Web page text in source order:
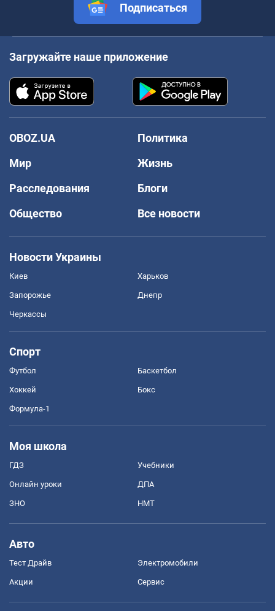
Подписаться
Загружайте наше приложение
OBOZ.UA
Политика
Мир
Жизнь
Расследования
Блоги
Общество
Все новости
Новости Украины
Киев Харьков
Запорожье Днепр
Черкассы
Спорт
Футбол Баскетбол
Хоккей Бокс
Формула-1
Моя школа
ГДЗ Учебники
Онлайн уроки ДПА
ЗНО НМТ
Авто
Тест Драйв Электромобили
Акции Сервис